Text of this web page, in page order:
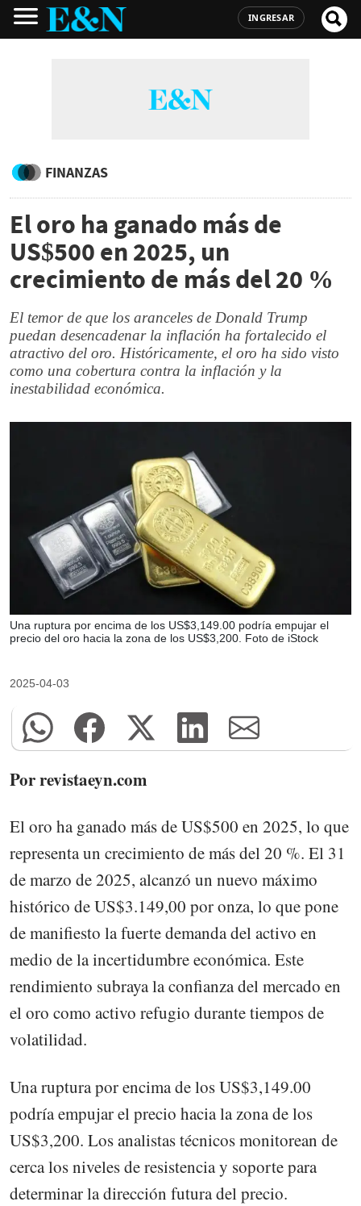
INGRESAR
FINANZAS
El oro ha ganado más de
US$500 en 2025, un
crecimiento de más del 20 %
El temor de que los aranceles de Donald Trump
puedan desencadenar la inflación ha fortalecido el
atractivo del oro. Históricamente, el oro ha sido visto
como una cobertura contra la inflación y la
inestabilidad económica.
Una ruptura por encima de los US$3,149.00 podría empujar el
precio del oro hacia la zona de los US$3,200. Foto de iStock
2025-04-03
Por revistaeyn.com
El oro ha ganado más de US$500 en 2025, lo que
representa un crecimiento de más del 20 %. El 31
de marzo de 2025, alcanzó un nuevo máximo
histórico de US$3.149,00 por onza, lo que pone
de manifiesto la fuerte demanda del activo en
medio de la incertidumbre económica. Este
rendimiento subraya la confianza del mercado en
el oro como activo refugio durante tiempos de
volatilidad.
Una ruptura por encima de los US$3,149.00
podría empujar el precio hacia la zona de los
US$3,200. Los analistas técnicos monitorean de
cerca los niveles de resistencia y soporte para
determinar la dirección futura del precio.